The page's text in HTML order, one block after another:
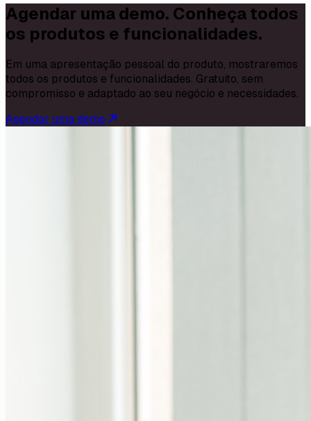
Agendar uma demo. Conheça todos
os produtos e funcionalidades.
Em uma apresentação pessoal do produto, mostraremos
todos os produtos e funcionalidades. Gratuito, sem
compromisso e adaptado ao seu negócio e necessidades.
Agendar uma demo